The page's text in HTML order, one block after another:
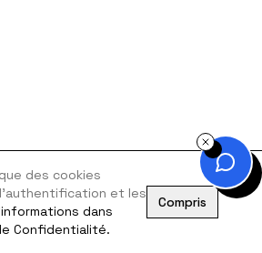
des cookies
et les
dans
Confidentialité.
Compris